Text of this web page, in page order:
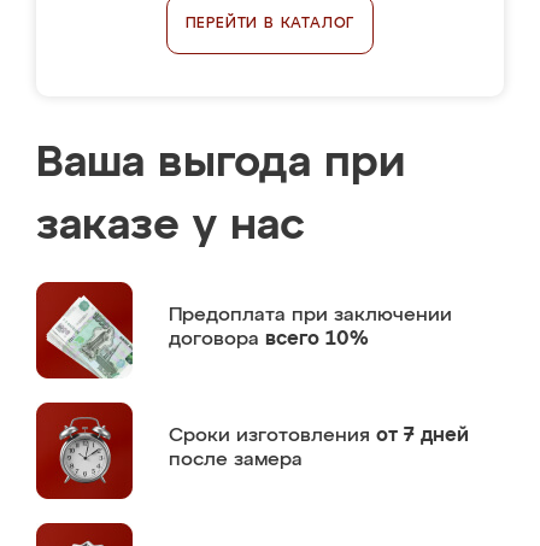
ПЕРЕЙТИ В КАТАЛОГ
Ваша выгода при
заказе у нас
Предоплата при заключении
договора всего 10%
Сроки изготовления от 7 дней
после замера